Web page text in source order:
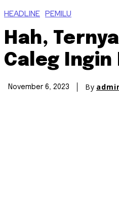
HEADLINE PEMILU
Hah,
Caleg
November 6, 2023 By